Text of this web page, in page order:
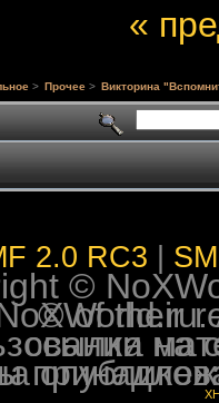
«
> Прочее > Викторина
2.0 RC3
©
© 2009-2026 NoXWorld.ru. All
При использовании
на форуме